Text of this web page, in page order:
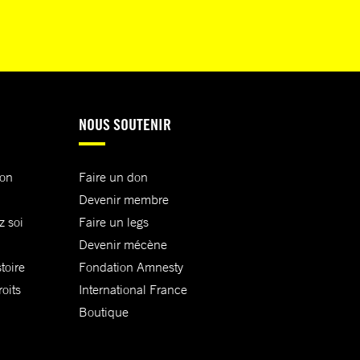
soi
NOUS SOUTENIR
Faire un don
Devenir membre
Faire un legs
Devenir mécène
Fondation Amnesty
International France
Boutique